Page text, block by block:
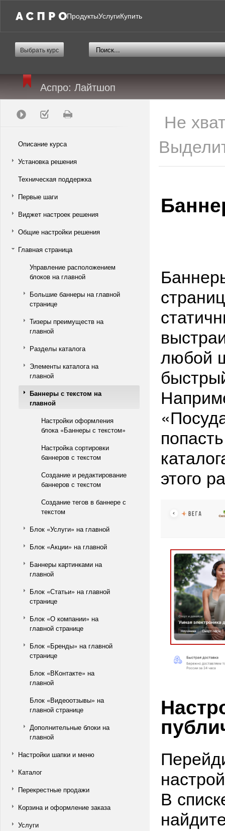
ПродуктыУслугиКупить
Выбрать курс
Аспро: Лайтшоп
Описание курса
Установка решения
Техническая поддержка
Первые шаги
Виджет настроек решения
Общие настройки решения
Главная страница
Управление расположением
блоков на главной
Большие баннеры на главной
странице
Тизеры преимуществ на
главной
Разделы каталога
Элементы каталога на
главной
Баннеры с текстом на
главной
Настройки оформления
блока «Баннеры с текстом»
Настройка сортировки
баннеров с текстом
Создание и редактирование
баннеров с текстом
Создание тегов в баннере с
текстом
Блок «Услуги» на главной
Блок «Акции» на главной
Баннеры картинками на
главной
Блок «Статьи» на главной
странице
Блок «О компании» на
главной странице
Блок «Бренды» на главной
странице
Блок «ВКонтакте» на
главной
Блок «Видеоотзывы» на
главной странице
Дополнительные блоки на
главной
Настройки шапки и меню
Каталог
Перекрестные продажи
Корзина и оформление заказа
Услуги
Не
любой
этого
В